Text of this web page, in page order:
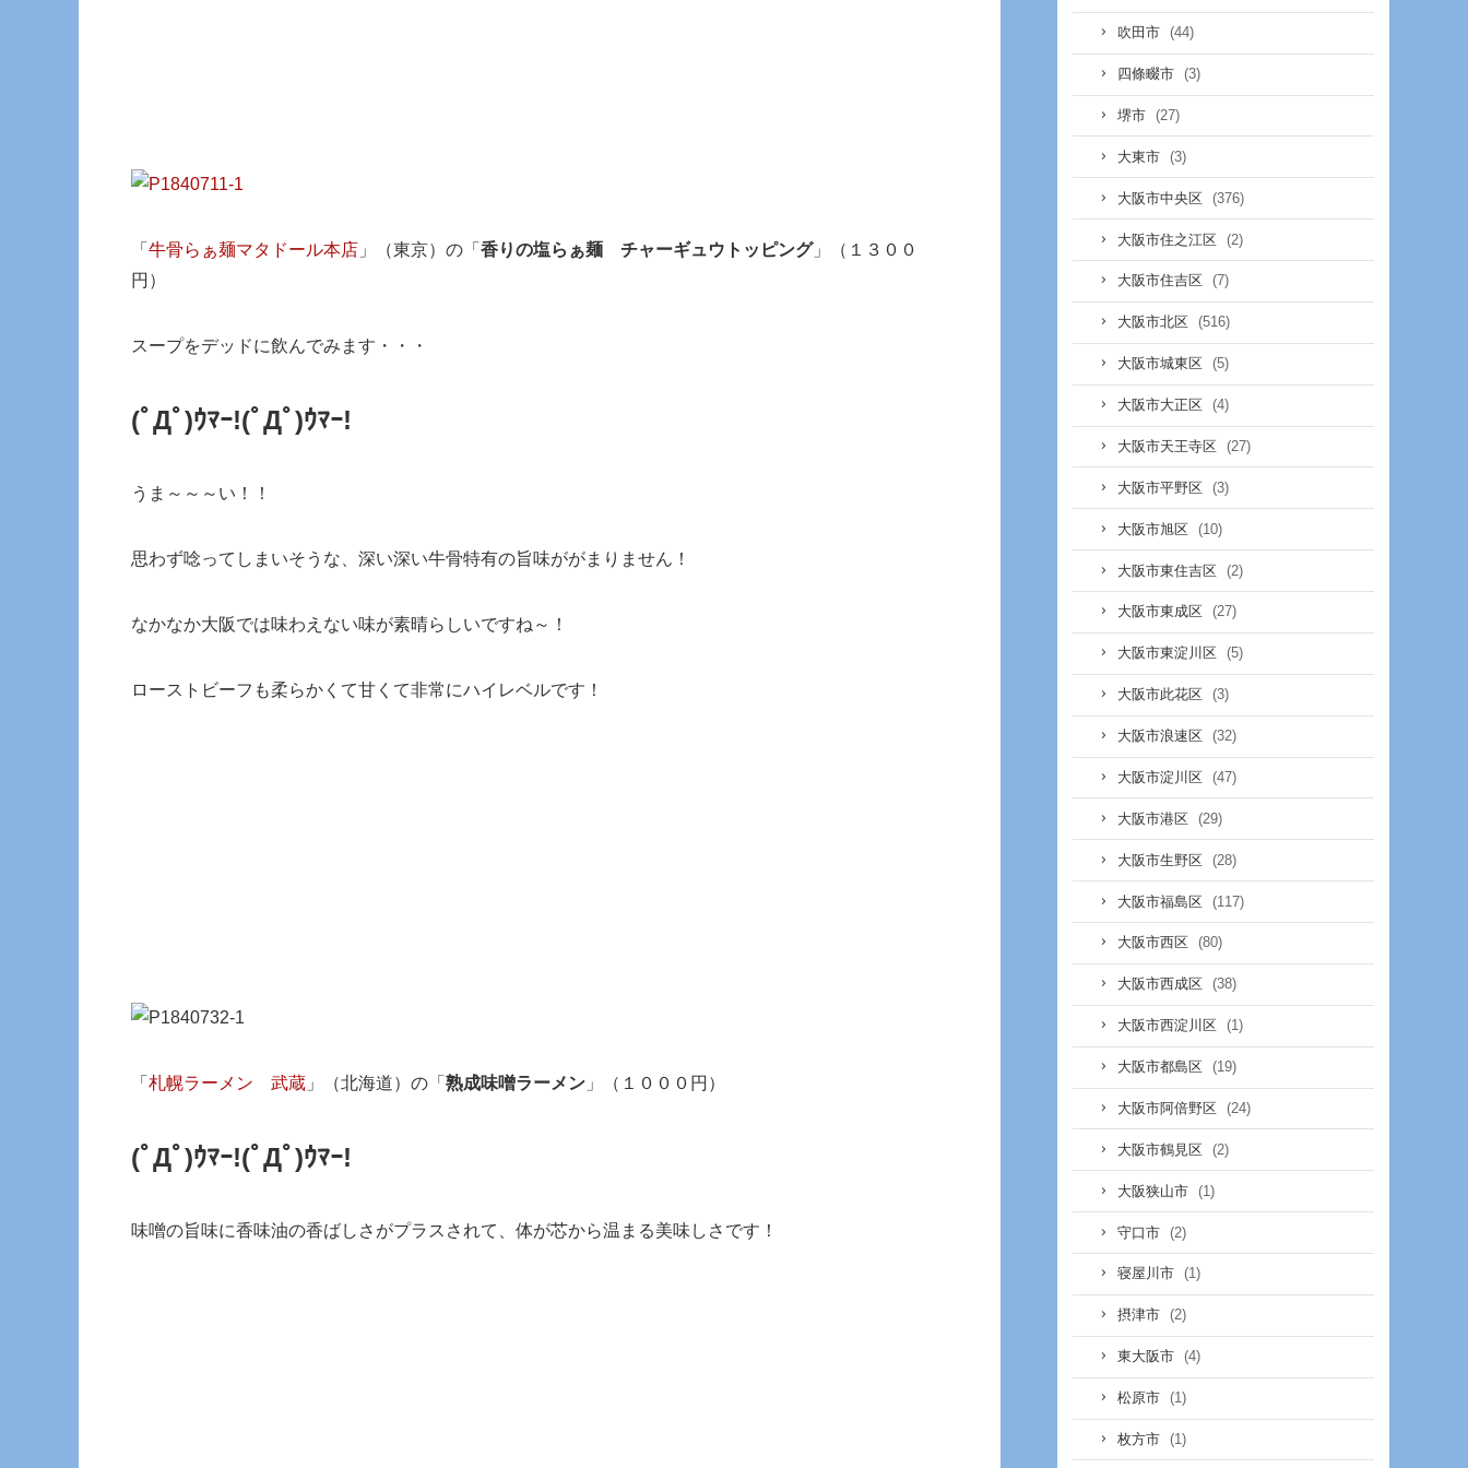
「 牛骨らぁ麺マタドール本店 」（東京）の「 香りの塩らぁ麺 チャーギュウトッピング」（１３００
円）
スープをデッドに飲んでみます・・・
(ﾟДﾟ)ｳﾏｰ!(ﾟДﾟ)ｳﾏｰ!
うま～～～い！！
思わず唸ってしまいそうな、深い深い牛骨特有の旨味ががまりません！
なかなか大阪では味わえない味が素晴らしいですね～！
ローストビーフも柔らかくて甘くて非常にハイレベルです！
「 札幌ラーメン 武蔵 」（北海道）の「 熟成味噌ラーメン 」（１０００円）
(ﾟДﾟ)ｳﾏｰ!(ﾟДﾟ)ｳﾏｰ!
味噌の旨味に香味油の香ばしさがプラスされて、体が芯から温まる美味しさです！
吹田市 (44)
四條畷市 (3)
堺市 (27)
大東市 (3)
大阪市中央区 (376)
大阪市住之江区 (2)
大阪市住吉区 (7)
大阪市北区 (516)
大阪市城東区 (5)
大阪市大正区 (4)
大阪市天王寺区 (27)
大阪市平野区 (3)
大阪市旭区 (10)
大阪市東住吉区 (2)
大阪市東成区 (27)
大阪市東淀川区 (5)
大阪市此花区 (3)
大阪市浪速区 (32)
大阪市淀川区 (47)
大阪市港区 (29)
大阪市生野区 (28)
大阪市福島区 (117)
大阪市西区 (80)
大阪市西成区 (38)
大阪市西淀川区 (1)
大阪市都島区 (19)
大阪市阿倍野区 (24)
大阪市鶴見区 (2)
大阪狭山市 (1)
守口市 (2)
寝屋川市 (1)
摂津市 (2)
東大阪市 (4)
松原市 (1)
枚方市 (1)